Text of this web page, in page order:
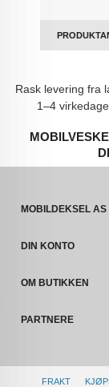
Rask levering fra
1–4
MOBILDEKSEL AS
DIN KONTO
OM BUTIKKEN
PARTNERE
FRAKT